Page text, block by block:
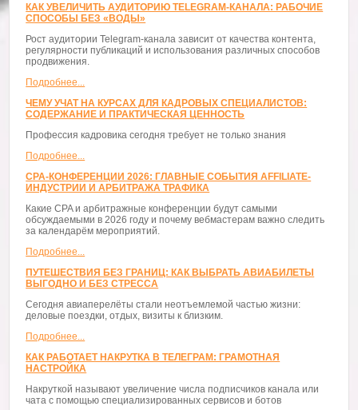
КАК УВЕЛИЧИТЬ АУДИТОРИЮ TELEGRAM-КАНАЛА: РАБОЧИЕ
СПОСОБЫ БЕЗ «ВОДЫ»
Рост аудитории Telegram-канала зависит от качества контента,
регулярности публикаций и использования различных способов
продвижения.
Подробнее...
ЧЕМУ УЧАТ НА КУРСАХ ДЛЯ КАДРОВЫХ СПЕЦИАЛИСТОВ:
СОДЕРЖАНИЕ И ПРАКТИЧЕСКАЯ ЦЕННОСТЬ
Профессия кадровика сегодня требует не только знания
Подробнее...
CPA-КОНФЕРЕНЦИИ 2026: ГЛАВНЫЕ СОБЫТИЯ AFFILIATE-
ИНДУСТРИИ И АРБИТРАЖА ТРАФИКА
Какие CPA и арбитражные конференции будут самыми
обсуждаемыми в 2026 году и почему вебмастерам важно следить
за календарём мероприятий.
Подробнее...
ПУТЕШЕСТВИЯ БЕЗ ГРАНИЦ: КАК ВЫБРАТЬ АВИАБИЛЕТЫ
ВЫГОДНО И БЕЗ СТРЕССА
Сегодня авиаперелёты стали неотъемлемой частью жизни:
деловые поездки, отдых, визиты к близким.
Подробнее...
КАК РАБОТАЕТ НАКРУТКА В ТЕЛЕГРАМ: ГРАМОТНАЯ
НАСТРОЙКА
Накруткой называют увеличение числа подписчиков канала или
чата с помощью специализированных сервисов и ботов